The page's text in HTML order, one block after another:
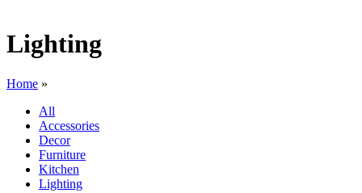
Lighting
Home »
All
Accessories
Decor
Furniture
Kitchen
Lighting